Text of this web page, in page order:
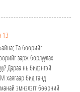
13
Та бөөрийг
зарж борлуулах
Дараа нь бидэнтэй
хаягаар бид танд
эмнэлэгт бөөрний